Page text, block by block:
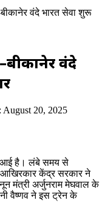
वंदे भारत सेवा शुरू
वंदे
August 20, 2025
आई है। लंबे समय से
आखिरकार केंद्र सरकार ने
मंत्री अर्जुनराम मेघवाल के
वैष्णव ने इस ट्रेन के